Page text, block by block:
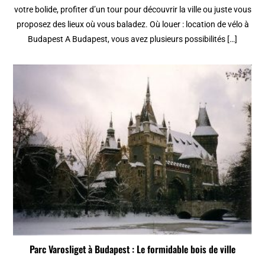
votre bolide, profiter d’un tour pour découvrir la ville ou juste vous
proposez des lieux où vous baladez. Où louer : location de vélo à
Budapest A Budapest, vous avez plusieurs possibilités […]
Parc Varosliget à Budapest : Le formidable bois de ville